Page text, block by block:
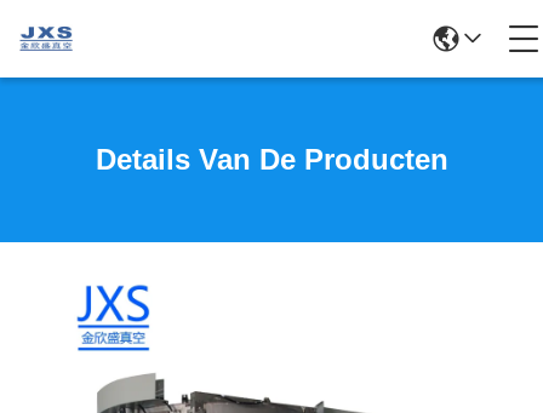
Details Van De Producten